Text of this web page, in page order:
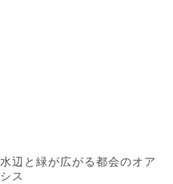
水辺と緑が広がる都会のオア
シス